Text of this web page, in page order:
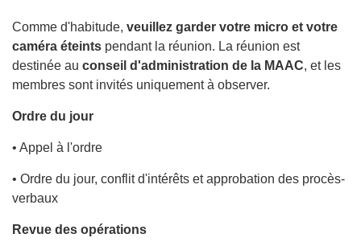
Comme d'habitude, veuillez garder votre micro et votre
caméra éteints pendant la réunion. La réunion est
destinée au conseil d'administration de la MAAC, et les
membres sont invités uniquement à observer.
Ordre du jour
• Appel à l'ordre
• Ordre du jour, conflit d'intérêts et approbation des procès-
verbaux
Revue des opérations